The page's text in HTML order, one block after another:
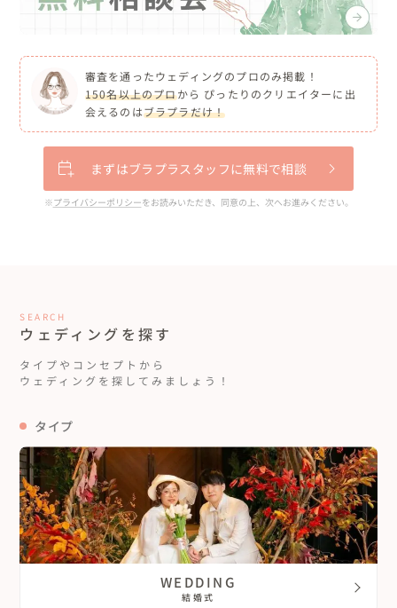
審査を通ったウェディングのプロのみ掲載！
150名以上のプロから ぴったりのクリエイターに出
会えるのはブラプラだけ！
まずはブラプラスタッフに無料で相談
※プライバシーポリシーをお読みいただき、同意の上、次へお進みください。
SEARCH
ウェディングを探す
タイプやコンセプトから
ウェディングを探してみましょう！
タイプ
WEDDING
結婚式